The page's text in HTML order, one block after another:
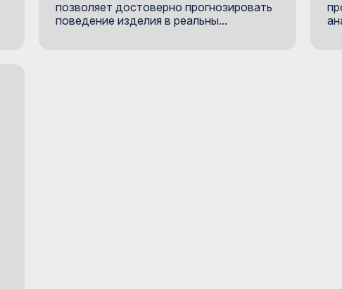
позволяет достоверно прогнозировать
поведение изделия в реальны...